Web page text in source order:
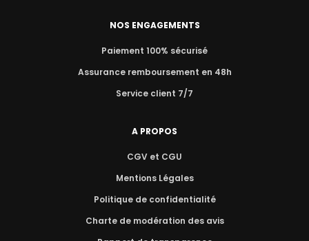
NOS ENGAGEMENTS
Paiement 100% sécurisé
Assurance remboursement en 48h
Service client 7/7
A PROPOS
CGV et CGU
Mentions Légales
Politique de confidentialité
Charte de modération des avis